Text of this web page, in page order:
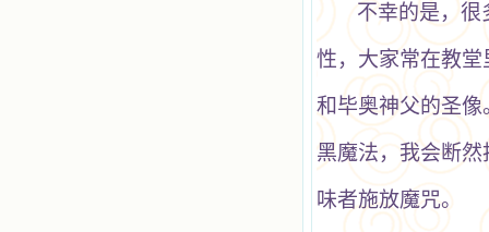
不幸的是，很
性，大家常在教
和毕奥神父的圣
黑魔法，我会断
味者施放魔咒。